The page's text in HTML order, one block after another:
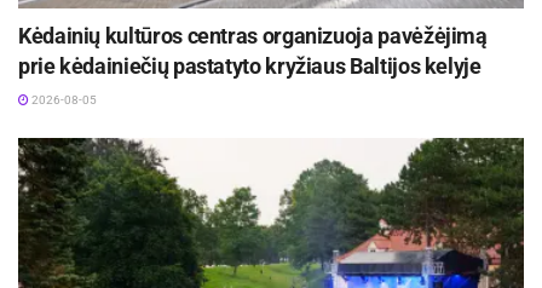
Kėdainių kultūros centras organizuoja pavėžėjimą
prie kėdainiečių pastatyto kryžiaus Baltijos kelyje
2026-08-05